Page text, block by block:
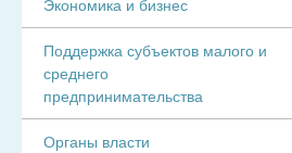
Экономика и бизнес
Поддержка субъектов малого и
среднего
предпринимательства
Органы власти